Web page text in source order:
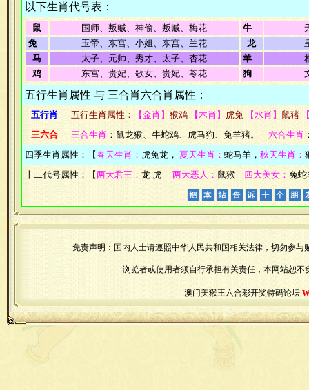
以下生肖代号表：
鼠 国师、叛贼、神偷、叛贼、梅花 牛
兔
玉帝、东宫、小姐、东宫、兰花 龙
马
太子、元帅、秀才、太子、杏花 羊
鸡
东宫、贵妃、歌女、贵妃、苓花 狗
五行生肖属性 与 三合肖六合肖属性：
五行肖 五行生肖属性： 【金肖】 猴鸡 【木肖】 虎兔 【水肖】 鼠猪
三六合
三合生肖 ：鼠龙猴、牛蛇鸡、虎马狗、兔羊猪。 六合生肖
四季生肖属性：【春天生肖： 虎兔龙， 夏天生肖： 蛇马羊， 秋天生肖：
十二代号属性：【两大君王： 龙 虎 两大恶人： 鼠猴 四大美女： 兔
免责声明：国内人士请遵照中华人民共和国相关法律，切勿参
浏览者或使用者须自行承担有关责任，本网站恕
澳门美猴王六合彩开奖特码论坛